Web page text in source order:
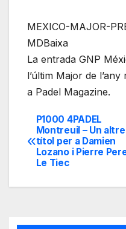
MEXICO-MAJOR-
MDBaixa
La entrada GNP
l’últim Major de
a Padel Magazine.
Navegación
de
P1000 4PADEL
Montreuil – Un altre
títol per a Damien
Lozano i Pierre
Le Tiec